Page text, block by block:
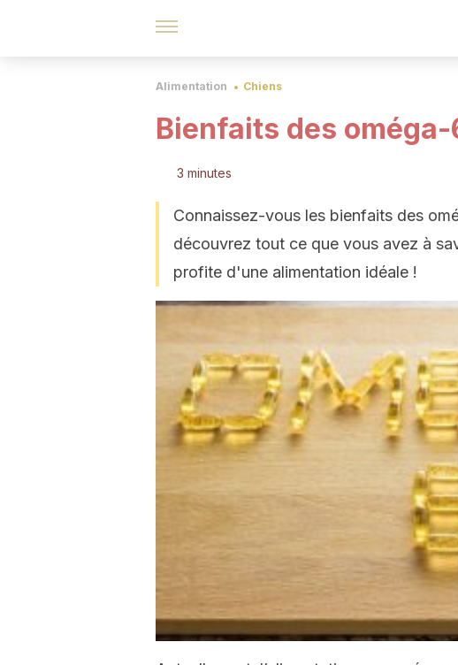
Alimentation Chiens
Bienfaits des
3 minutes
Connaissez-vous les bienfaits des
découvrez tout ce que vous avez à
profite d'une alimentation idéale !